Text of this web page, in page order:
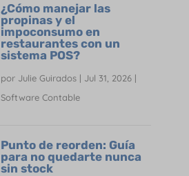
¿Cómo manejar las
propinas y el
impoconsumo en
restaurantes con un
sistema POS?
por Julie Guirados| Jul 31, 2026|
Software Contable
Punto de reorden: Guía
para no quedarte nunca
sin stock